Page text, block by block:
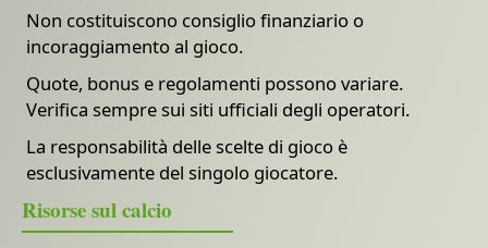
Non costituiscono consiglio finanziario o
incoraggiamento al gioco.
Quote, bonus e regolamenti possono variare.
Verifica sempre sui siti ufficiali degli operatori.
La responsabilità delle scelte di gioco è
esclusivamente del singolo giocatore.
Risorse sul calcio